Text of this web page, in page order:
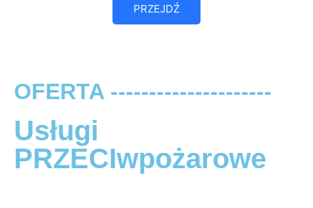
PRZEJDŹ
OFERTA ---------------------
Usługi
PRZECIwpożarowe